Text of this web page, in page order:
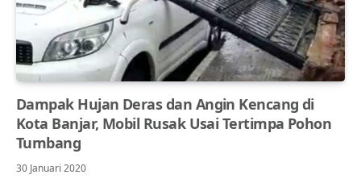
Dampak Hujan Deras dan Angin Kencang di
Kota Banjar, Mobil Rusak Usai Tertimpa Pohon
Tumbang
30 Januari 2020